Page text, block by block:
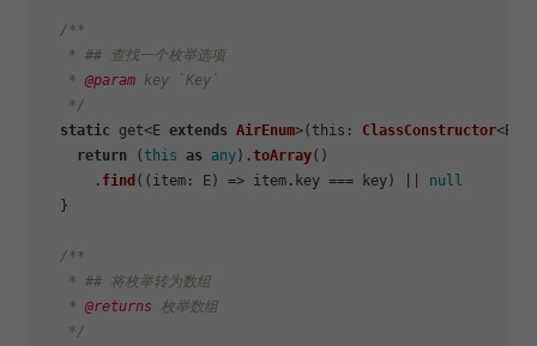
/**
   * ## 查找一个枚举选项
   *
@param key `Key`
   */
static get<E extends AirEnum>( this : ClassConstructor<E>,
return (this as any ).toArray()
      .
find ( ( item: E ) => item. key === key) || null
  }
/**
   * ## 将枚举转为数组
   *
@returns 枚举数组
   */